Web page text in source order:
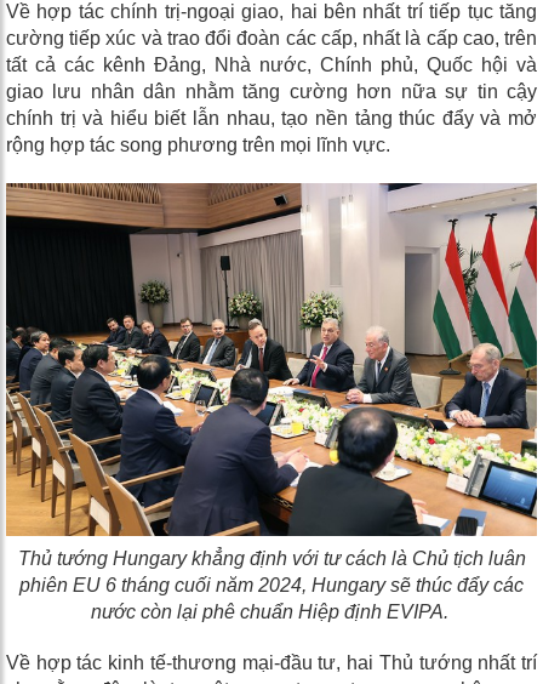
Về hợp tác chính trị-ngoại giao, hai bên nhất trí tiếp tục tăng
cường tiếp xúc và trao đổi đoàn các cấp, nhất là cấp cao, trên
tất cả các kênh Đảng, Nhà nước, Chính phủ, Quốc hội và
giao lưu nhân dân nhằm tăng cường hơn nữa sự tin cậy
chính trị và hiểu biết lẫn nhau, tạo nền tảng thúc đẩy và mở
rộng hợp tác song phương trên mọi lĩnh vực.
Thủ tướng Hungary khẳng định với tư cách là Chủ tịch luân
phiên EU 6 tháng cuối năm 2024, Hungary sẽ thúc đẩy các
nước còn lại phê chuẩn Hiệp định EVIPA.
Về hợp tác kinh tế-thương mại-đầu tư, hai Thủ tướng nhất trí